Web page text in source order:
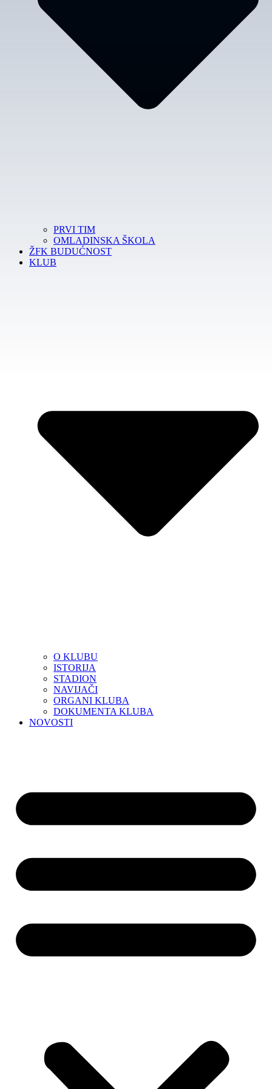
PRVI TIM
OMLADINSKA ŠKOLA
ŽFK BUDUĆNOST
KLUB
O KLUBU
ISTORIJA
STADION
NAVIJAČI
ORGANI KLUBA
DOKUMENTA KLUBA
NOVOSTI